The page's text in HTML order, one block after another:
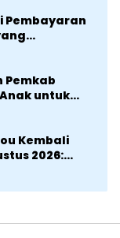
Pembayaran
Pemkab
untuk
Kembali
2026:
dan Raih